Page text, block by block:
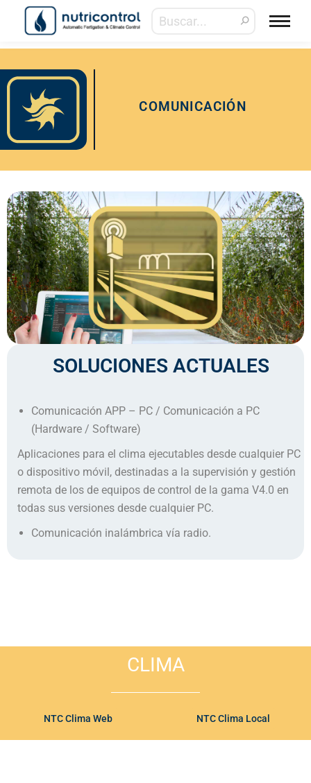
COMUNICACIÓN
SOLUCIONES ACTUALES
Comunicación APP – PC / Comunicación a PC
(Hardware / Software)
Aplicaciones para el clima ejecutables desde cualquier PC
o dispositivo móvil, destinadas a la supervisión y gestión
remota de los de equipos de control de la gama V4.0 en
todas sus versiones desde cualquier PC.
Comunicación inalámbrica vía radio.
CLIMA
NTC Clima Web NTC Clima Local